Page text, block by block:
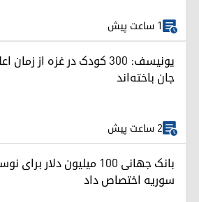
1 ساعت پیش
یونیسف: ۳۰۰ کودک در غزه از
جان باخته‌اند
2 ساعت پیش
بانک جهانی ۱۰۰ میلیون دلار
سوریه اختصاص داد